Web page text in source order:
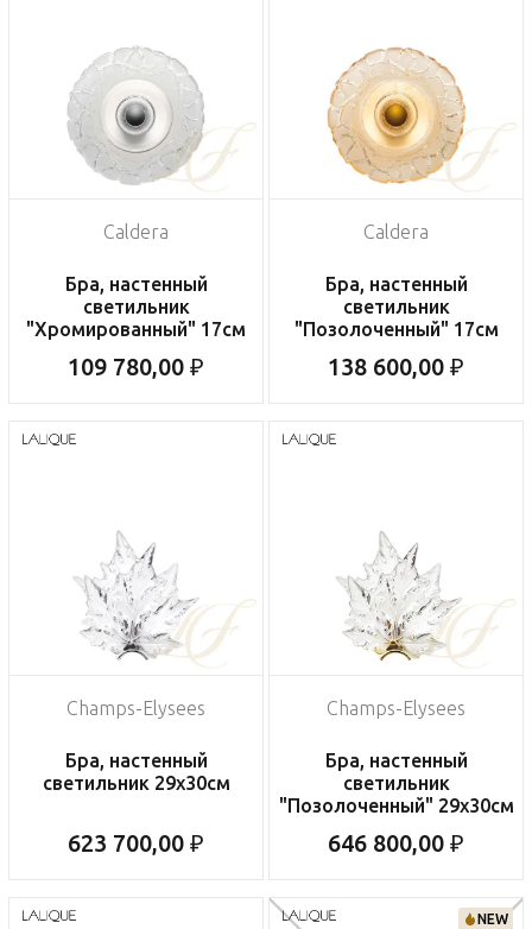
Caldera
Бра, настенный
светильник
"Хромированный" 17см
109 780,00 ₽
Caldera
Бра, настенный
светильник
"Позолоченный" 17см
138 600,00 ₽
Champs-Elysees
Бра, настенный
светильник 29x30см
623 700,00 ₽
Champs-Elysees
Бра, настенный
светильник
"Позолоченный" 29x30см
646 800,00 ₽
NEW